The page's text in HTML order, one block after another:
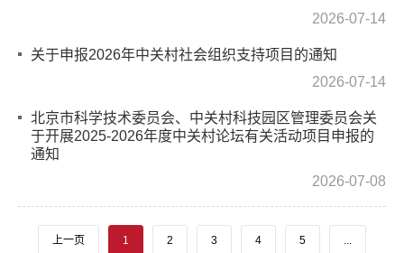
2026-07-14
关于申报2026年中关村社会组织支持项目的通知
2026-07-14
北京市科学技术委员会、中关村科技园区管理委员会关
于开展2025-2026年度中关村论坛有关活动项目申报的
通知
2026-07-08
上一页 1 2 3 4 5 ...